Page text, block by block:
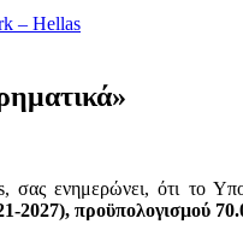
ενημερώνει, ότι το
2027), προϋπολογισμού